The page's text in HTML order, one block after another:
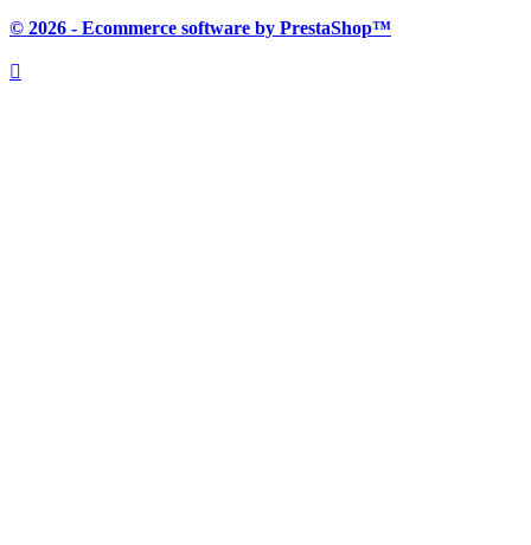
© 2026 - Ecommerce software by PrestaShop™
